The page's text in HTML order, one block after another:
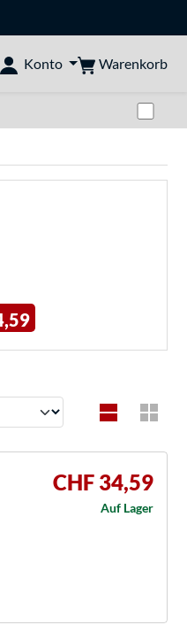
Konto Warenkorb
CHF 34,59
Auf Lager